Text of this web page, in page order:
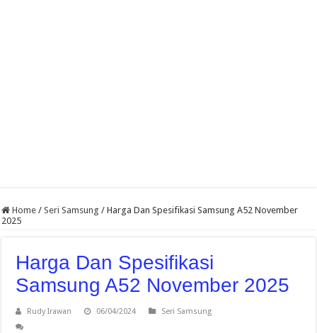
Home / Seri Samsung / Harga Dan Spesifikasi Samsung A52 November
2025
Harga Dan Spesifikasi
Samsung A52 November 2025
Rudy Irawan 06/04/2024 Seri Samsung